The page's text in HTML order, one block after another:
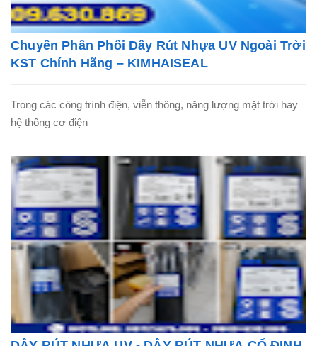
Chuyên Phân Phối Dây Rút Nhựa UV Ngoài Trời
KST Chính Hãng – KIMHAISEAL
Trong các công trình điện, viễn thông, năng lượng mặt trời hay
hệ thống cơ điện